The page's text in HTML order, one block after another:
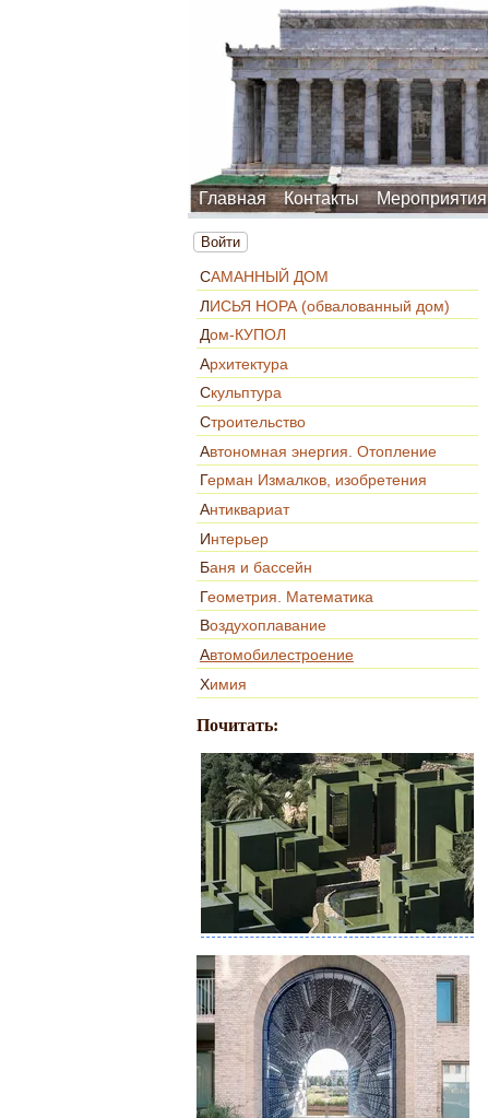
Главная Контакты Мероприятия
Войти
САМАННЫЙ ДОМ
ЛИСЬЯ НОРА (обвалованный дом)
Дом-КУПОЛ
Архитектура
Скульптура
Строительство
Автономная энергия. Отопление
Герман Измалков, изобретения
Антиквариат
Интерьер
Баня и бассейн
Геометрия. Математика
Воздухоплавание
Автомобилестроение
Химия
Почитать: